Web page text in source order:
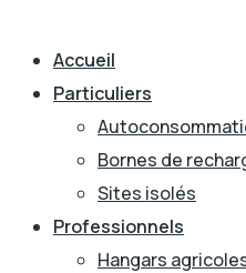
Accueil
Particuliers
Bornes de
Sites isolés
Professionnels
Hangars